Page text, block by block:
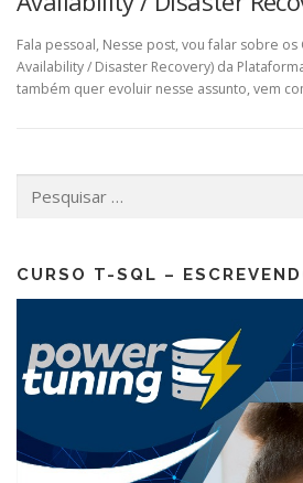
Fala pessoal, Nesse post, vou falar sobre os
Availability / Disaster Recovery) da
também quer evoluir nesse assunto, vem
por:
CURSO T-SQL –